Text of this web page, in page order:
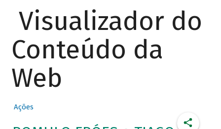
Visualizador do
Conteúdo da
Web
Ações